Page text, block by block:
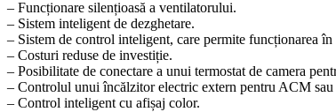
– Funcționare silențioasă a ventilatorului.
– Sistem inteligent de dezghetare.
– Sistem de control inteligent, care permite funcționarea
– Costuri reduse de investiție.
– Posibilitate de conectare a unui termostat de camera
– Controlul unui încălzitor electric extern pentru ACM sau
– Control inteligent cu afișaj color.